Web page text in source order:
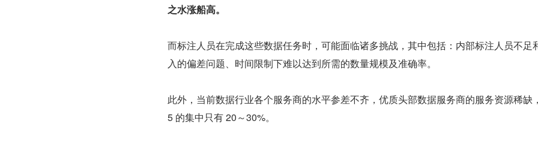
之水涨船高。
而标注人员在完成这些数据任务时，可能面临诸多挑战，其中包括：内部标注人员不足
入的偏差问题、时间限制下难以达到所需的数量规模及准确率。
此外，当前数据行业各个服务商的水平参差不齐，优质头部数据服务商的服务资源稀缺
5 的集中只有 20～30%。